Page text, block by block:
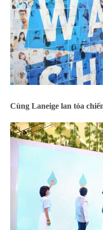
Cùng Laneige lan tỏa